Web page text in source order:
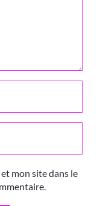
mon site dans le